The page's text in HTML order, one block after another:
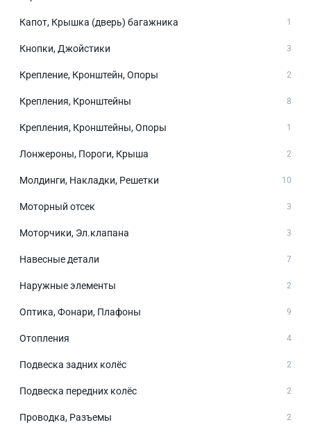
Капот, Крышка (дверь) багажника 1
Кнопки, Джойстики 3
Крепление, Кронштейн, Опоры 2
Крепления, Кронштейны 8
Крепления, Кронштейны, Опоры 1
Лонжероны, Пороги, Крыша 2
Молдинги, Накладки, Решетки 10
Моторный отсек 3
Моторчики, Эл.клапана 3
Навесные детали 7
Наружные элементы 2
Оптика, Фонари, Плафоны 9
Отопления 4
Подвеска задних колёс 2
Подвеска передних колёс 2
Проводка, Разъемы 2